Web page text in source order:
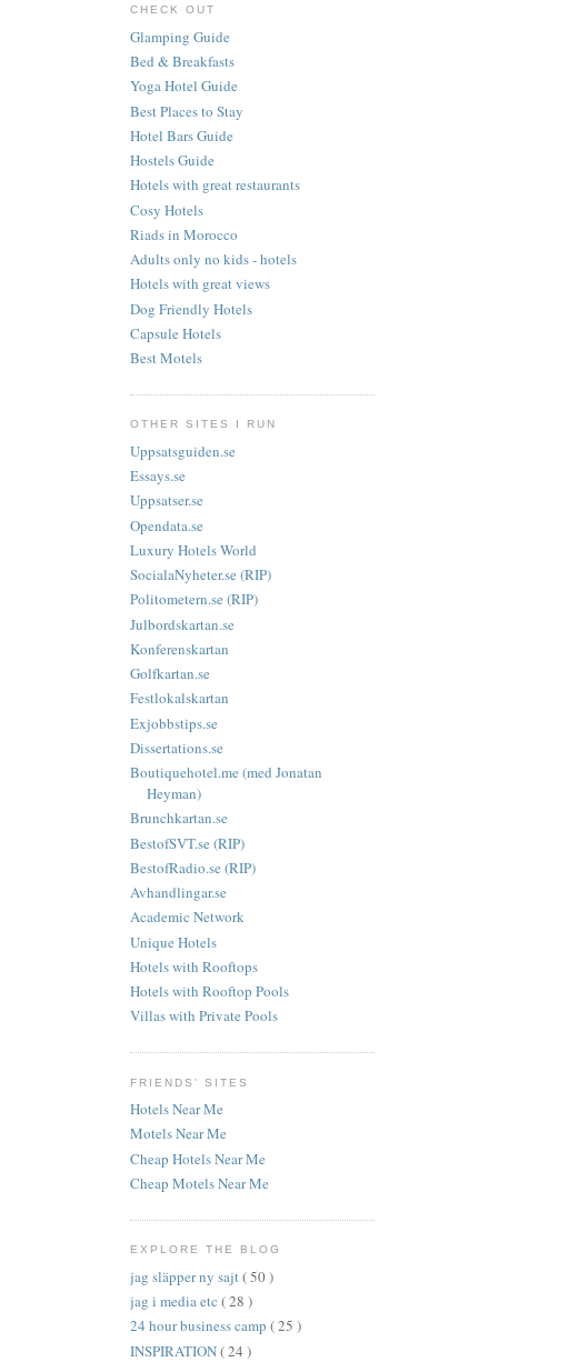
CHECK OUT
Glamping Guide
Bed & Breakfasts
Yoga Hotel Guide
Best Places to Stay
Hotel Bars Guide
Hostels Guide
Hotels with great restaurants
Cosy Hotels
Riads in Morocco
Adults only no kids - hotels
Hotels with great views
Dog Friendly Hotels
Capsule Hotels
Best Motels
OTHER SITES I RUN
Uppsatsguiden.se
Essays.se
Uppsatser.se
Opendata.se
Luxury Hotels World
SocialaNyheter.se (RIP)
Politometern.se (RIP)
Julbordskartan.se
Konferenskartan
Golfkartan.se
Festlokalskartan
Exjobbstips.se
Dissertations.se
Boutiquehotel.me (med Jonatan
Heyman)
Brunchkartan.se
BestofSVT.se (RIP)
BestofRadio.se (RIP)
Avhandlingar.se
Academic Network
Unique Hotels
Hotels with Rooftops
Hotels with Rooftop Pools
Villas with Private Pools
FRIENDS' SITES
Hotels Near Me
Motels Near Me
Cheap Hotels Near Me
Cheap Motels Near Me
EXPLORE THE BLOG
jag släpper ny sajt( 50 )
jag i media etc ( 28 )
24 hour business camp ( 25 )
INSPIRATION( 24 )